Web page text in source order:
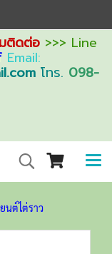
ติดต่อ>>> Line
Email:
โทร. 098-
นต์ไต่ราว